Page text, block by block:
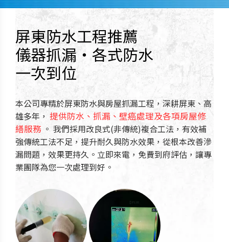
屏東防水工程推薦
儀器抓漏・各式防水
一次到位
本公司專精於屏東防水與房屋抓漏工程，深耕屏東、高
雄多年， 提供防水、抓漏、壁癌處理及各項房屋修
繕服務 。 我們採用改良式(非傳統)複合工法，有效補
強傳統工法不足，提升耐久與防水效果，從根本改善滲
漏問題，效果更持久。立即來電，免費到府評估，讓專
業團隊為您一次處理到好。